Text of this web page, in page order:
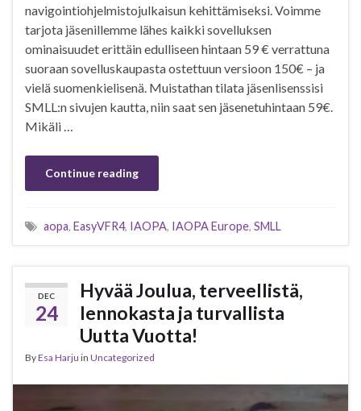
navigointiohjelmistojulkaisun kehittämiseksi. Voimme
tarjota jäsenillemme lähes kaikki sovelluksen
ominaisuudet erittäin edulliseen hintaan 59 € verrattuna
suoraan sovelluskaupasta ostettuun versioon 150€ – ja
vielä suomenkielisenä. Muistathan tilata jäsenlisenssisi
SMLL:n sivujen kautta, niin saat sen jäsenetuhintaan 59€.
Mikäli …
Continue reading
aopa, EasyVFR4, IAOPA, IAOPA Europe, SMLL
DEC
24
Hyvää Joulua, terveellistä,
lennokasta ja turvallista
Uutta Vuotta!
ByEsa Harju in Uncategorized